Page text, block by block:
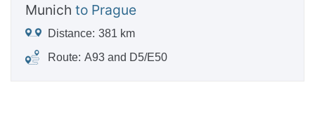
Munich to Prague
Distance: 381 km
Route: A93 and D5/E50